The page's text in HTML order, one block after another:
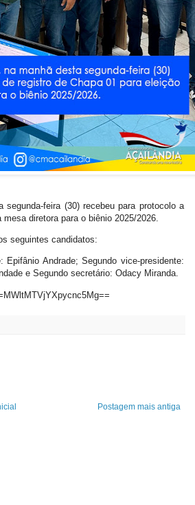
feira (30) recebeu para protocolo a
diretora para o biênio 2025/2026.
seguintes candidatos:
Andrade; Segundo vice-presidente:
e Segundo secretário: Odacy Miranda.
Postagem mais antiga